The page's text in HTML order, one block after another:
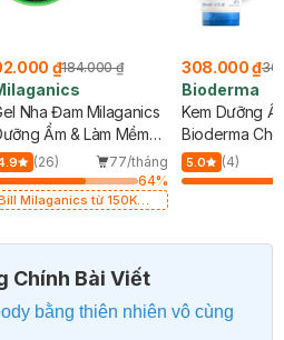
₫184.000 ₫
Nha Đam Milaganics
Ẩm & Làm Mềm
250g
(26)
77/tháng
64%
Milaganics từ 150K
Hạn)
308.000 ₫
Bioderma
Kem Dưỡng
Bioderma
Nhạy Cảm
5.0 (4)
Chính Bài Viết
bằng thiên nhiên vô cùng